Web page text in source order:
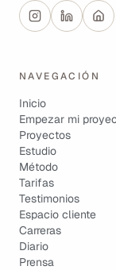
NAVEGACIÓN
Inicio
Empezar mi
Proyectos
Estudio
Método
Tarifas
Testimonios
Espacio cliente
Carreras
Diario
Prensa